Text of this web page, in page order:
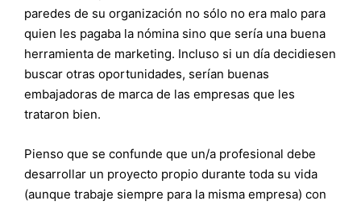
paredes de su organización no sólo no era malo para
quien les pagaba la nómina sino que sería una buena
herramienta de marketing. Incluso si un día decidiesen
buscar otras oportunidades, serían buenas
embajadoras de marca de las empresas que les
trataron bien.
Pienso que se confunde que un/a profesional debe
desarrollar un proyecto propio durante toda su vida
(aunque trabaje siempre para la misma empresa) con